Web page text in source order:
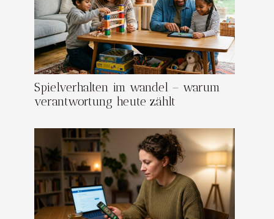
Spielverhalten im wandel – warum
verantwortung heute zählt